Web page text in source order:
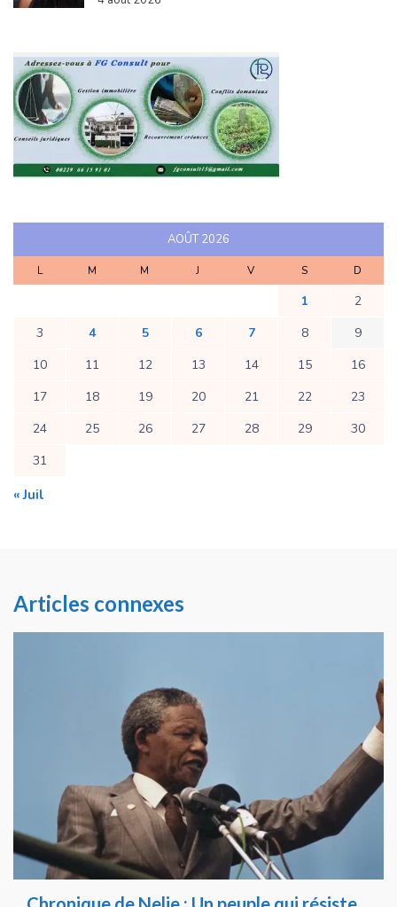
AOÛT 2026
L M M J V S D
1
2
3
4 5 6 7 8
9
10
11 12 13 14 15
16
17
18 19 20 21 22
23
24
25 26 27 28 29
30
31
« Juil
Articles connexes